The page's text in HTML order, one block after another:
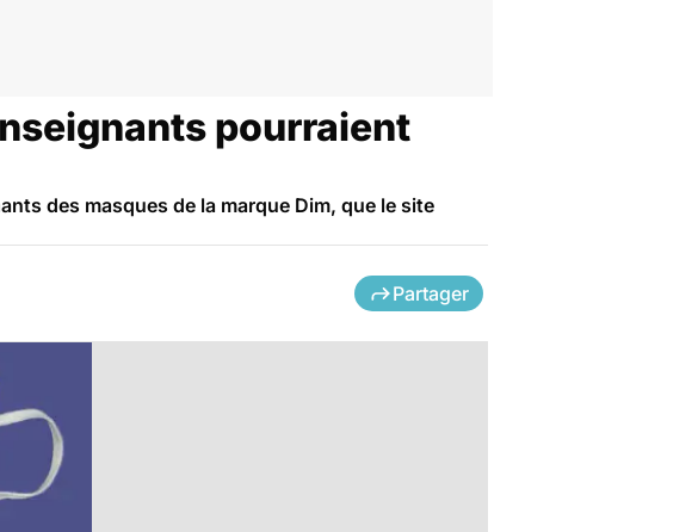
pourraient
des masques de la marque Dim, que le site
Partager